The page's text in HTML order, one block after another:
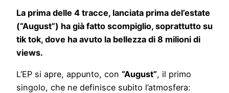
La prima delle 4 tracce, lanciata prima del’estate
(“August”) ha già fatto scompiglio, soprattutto su
tik tok, dove ha avuto la bellezza di 8 milioni di
views.
L’EP si apre, appunto, con “August”, il primo
singolo, che ne definisce subito l’atmosfera: